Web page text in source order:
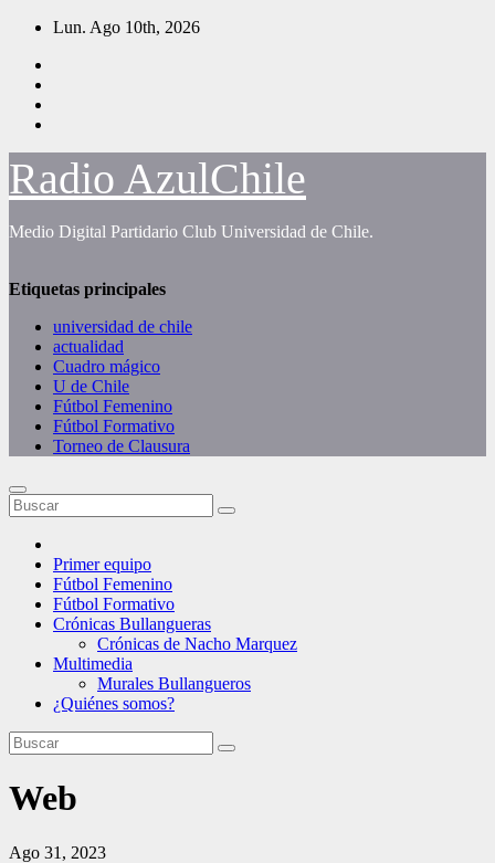
Saltar
contenido
Lun. Ago 10th, 2026
Radio AzulChile
Medio Digital Partidario Club Universidad de Chile.
Etiquetas principales
universidad de chile
actualidad
Cuadro mágico
U de Chile
Fútbol Femenino
Fútbol Formativo
Torneo de Clausura
Primer equipo
Fútbol Femenino
Fútbol Formativo
Crónicas Bullangueras
Crónicas de Nacho Marquez
Multimedia
Murales Bullangueros
¿Quiénes somos?
Web
Ago 31, 2023